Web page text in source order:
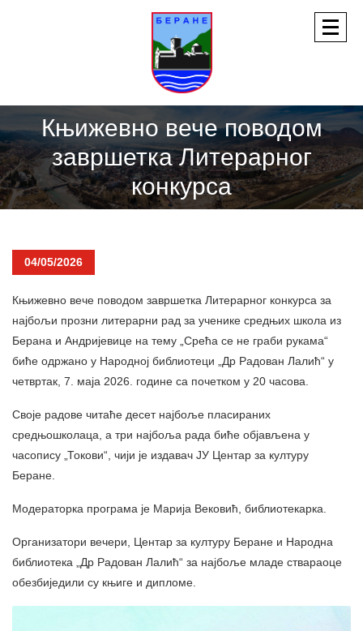
Књижевно вече поводом
завршетка Литерарног
конкурса
04/05/2026
Књижевно вече поводом завршетка Литерарног конкурса за
најбољи прозни литерарни рад за ученике средњих школа из
Берана и Андријевице на тему „Срећа се не граби рукама“
биће одржано у Народној библиотеци „Др Радован Лалић“ у
четвртак, 7. маја 2026. године са почетком у 20 часова.
Своје радове читаће десет најбоље пласираних
средњошколаца, а три најбоља рада биће објављена у
часопису „Токови“, чији је издавач ЈУ Центар за културу
Беране.
Модераторка програма је Марија Вековић, библиотекарка.
Организатори вечери, Центар за културу Беране и Народна
библиотека „Др Радован Лалић“ за најбоље младе ствараоце
обезбиједили су књиге и дипломе.